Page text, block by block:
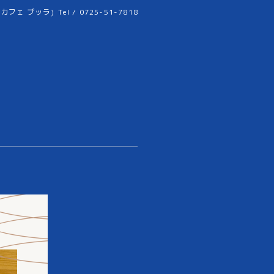
フェ プッラ) Tel / 0725-51-7818